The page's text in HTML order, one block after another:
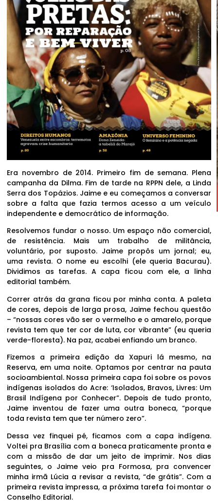
Era novembro de 2014. Primeiro fim de semana. Plena
campanha da Dilma. Fim de tarde na RPPN dele, a Linda
Serra dos Topázios. Jaime e eu começamos a conversar
sobre a falta que fazia termos acesso a um veículo
independente e democrático de informação.
Resolvemos fundar o nosso. Um espaço não comercial,
de resistência. Mais um trabalho de militância,
voluntário, por suposto. Jaime propôs um jornal; eu,
uma revista. O nome eu escolhi (ele queria Bacurau).
Dividimos as tarefas. A capa ficou com ele, a linha
editorial também.
Correr atrás da grana ficou por minha conta. A paleta
de cores, depois de larga prosa, Jaime fechou questão
– “nossas cores vão ser o vermelho e o amarelo, porque
revista tem que ter cor de luta, cor vibrante” (eu queria
verde-floresta). Na paz, acabei enfiando um branco.
Fizemos a primeira edição da Xapuri lá mesmo, na
Reserva, em uma noite. Optamos por centrar na pauta
socioambiental. Nossa primeira capa foi sobre os povos
indígenas isolados do Acre: ‘Isolados, Bravos, Livres: Um
Brasil Indígena por Conhecer”. Depois de tudo pronto,
Jaime inventou de fazer uma outra boneca, “porque
toda revista tem que ter número zero”.
Dessa vez finquei pé, ficamos com a capa indígena.
Voltei pra Brasília com a boneca praticamente pronta e
com a missão de dar um jeito de imprimir. Nos dias
seguintes, o Jaime veio pra Formosa, pra convencer
minha irmã Lúcia a revisar a revista, “de grátis”. Com a
primeira revista impressa, a próxima tarefa foi montar o
Conselho Editorial.